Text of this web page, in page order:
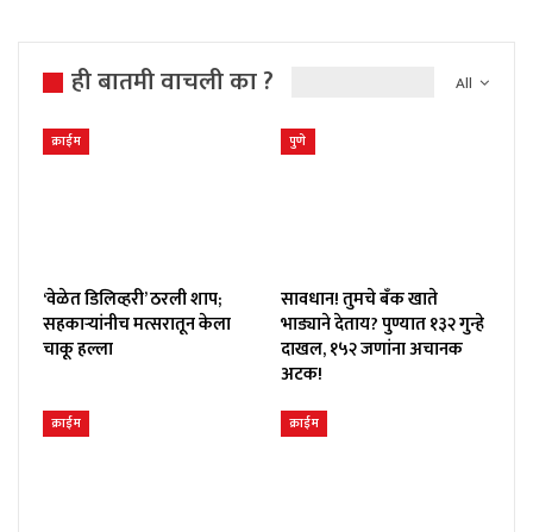
All
ही बातमी वाचली का ?
क्राईम
‘वेळेत डिलिव्हरी’ ठरली शाप;
सहकाऱ्यांनीच मत्सरातून केला
चाकू हल्ला
पुणे
सावधान! तुमचे बँक खाते
भाड्याने देताय? पुण्यात १३२ गुन्हे
दाखल, १५२ जणांना अचानक
अटक!
क्राईम क्राईम